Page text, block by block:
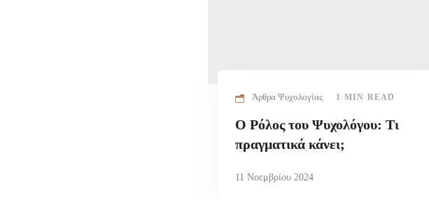
Άρθρα Ψυχολογίας 1 MIN READ
Ο Ρόλος του Ψυχολόγου: Τι
πραγματικά κάνει;
11 Νοεμβρίου 2024